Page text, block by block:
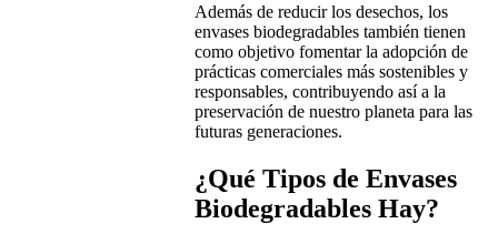
Además de reducir los desechos, los
envases biodegradables también tienen
como objetivo fomentar la adopción de
prácticas comerciales más sostenibles y
responsables, contribuyendo así a la
preservación de nuestro planeta para las
futuras generaciones.
¿Qué Tipos de Envases
Biodegradables Hay?